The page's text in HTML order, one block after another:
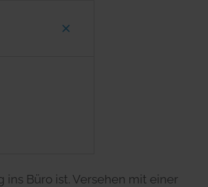
ins Büro ist. Versehen mit einer